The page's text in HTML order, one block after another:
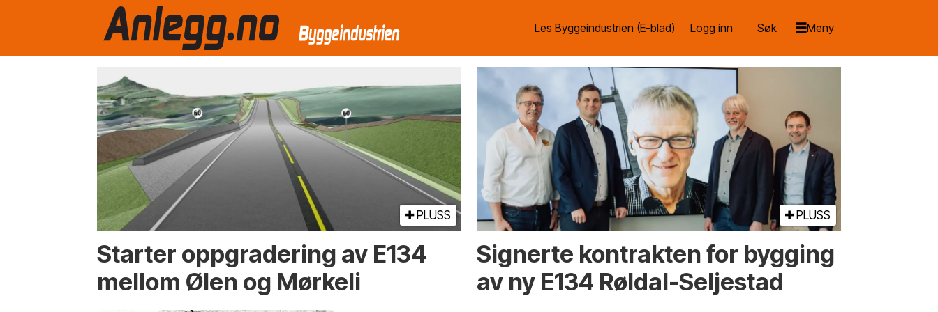
Les Byggeindustrien (E-blad) Logg inn
PLUSS
Starter oppgradering av E134
mellom Ølen og Mørkeli
PLUSS
Signerte kontrakten for bygging
av ny E134 Røldal-Seljestad